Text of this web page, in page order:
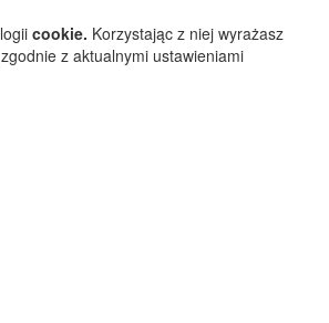
cookie. Korzystając z niej wyrażasz
z aktualnymi ustawieniami